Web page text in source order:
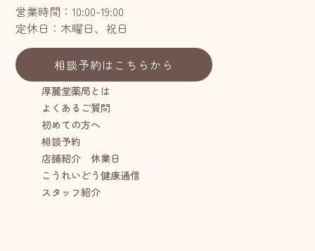
営業時間：10:00-19:00
定休日：木曜日、祝日
相談予約はこちらから
厚麗堂薬局とは
よくあるご質問
初めての方へ
相談予約
店舗紹介 休業日
こうれいどう健康通信
スタッフ紹介